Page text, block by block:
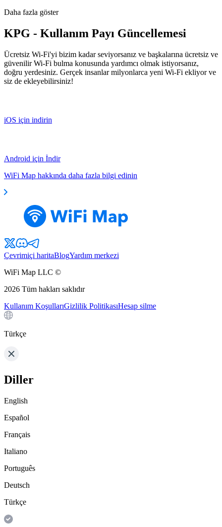
Daha fazla göster
KPG - Kullanım Payı Güncellemesi
Ücretsiz Wi-Fi'yi bizim kadar seviyorsanız ve başkalarına ücretsiz ve
güvenilir Wi-Fi bulma konusunda yardımcı olmak istiyorsanız,
doğru yerdesiniz. Gerçek insanlar milyonlarca yeni Wi-Fi ekliyor ve
siz de ekleyebilirsiniz!
iOS için indirin
Android için İndir
WiFi Map hakkında daha fazla bilgi edinin
Çevrimiçi haritaBlogYardım merkezi
WiFi Map LLC ©
2026 Tüm hakları saklıdır
Kullanım KoşullarıGizlilik PolitikasıHesap silme
Türkçe
Diller
English
Español
Français
Italiano
Português
Deutsch
Türkçe